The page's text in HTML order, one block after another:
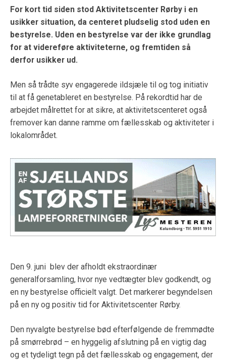
For kort tid siden stod Aktivitetscenter Rørby i en
usikker situation, da centeret pludselig stod uden en
bestyrelse. Uden en bestyrelse var der ikke grundlag
for at videreføre aktiviteterne, og fremtiden så
derfor usikker ud.
Men så trådte syv engagerede ildsjæle til og tog initiativ
til at få genetableret en bestyrelse. På rekordtid har de
arbejdet målrettet for at sikre, at aktivitetscenteret også
fremover kan danne ramme om fællesskab og aktiviteter i
lokalområdet.
Den 9. juni blev der afholdt ekstraordinær
generalforsamling, hvor nye vedtægter blev godkendt, og
en ny bestyrelse officielt valgt. Det markerer begyndelsen
på en ny og positiv tid for Aktivitetscenter Rørby.
Den nyvalgte bestyrelse bød efterfølgende de fremmødte
på smørrebrød – en hyggelig afslutning på en vigtig dag
og et tydeligt tegn på det fællesskab og engagement, der